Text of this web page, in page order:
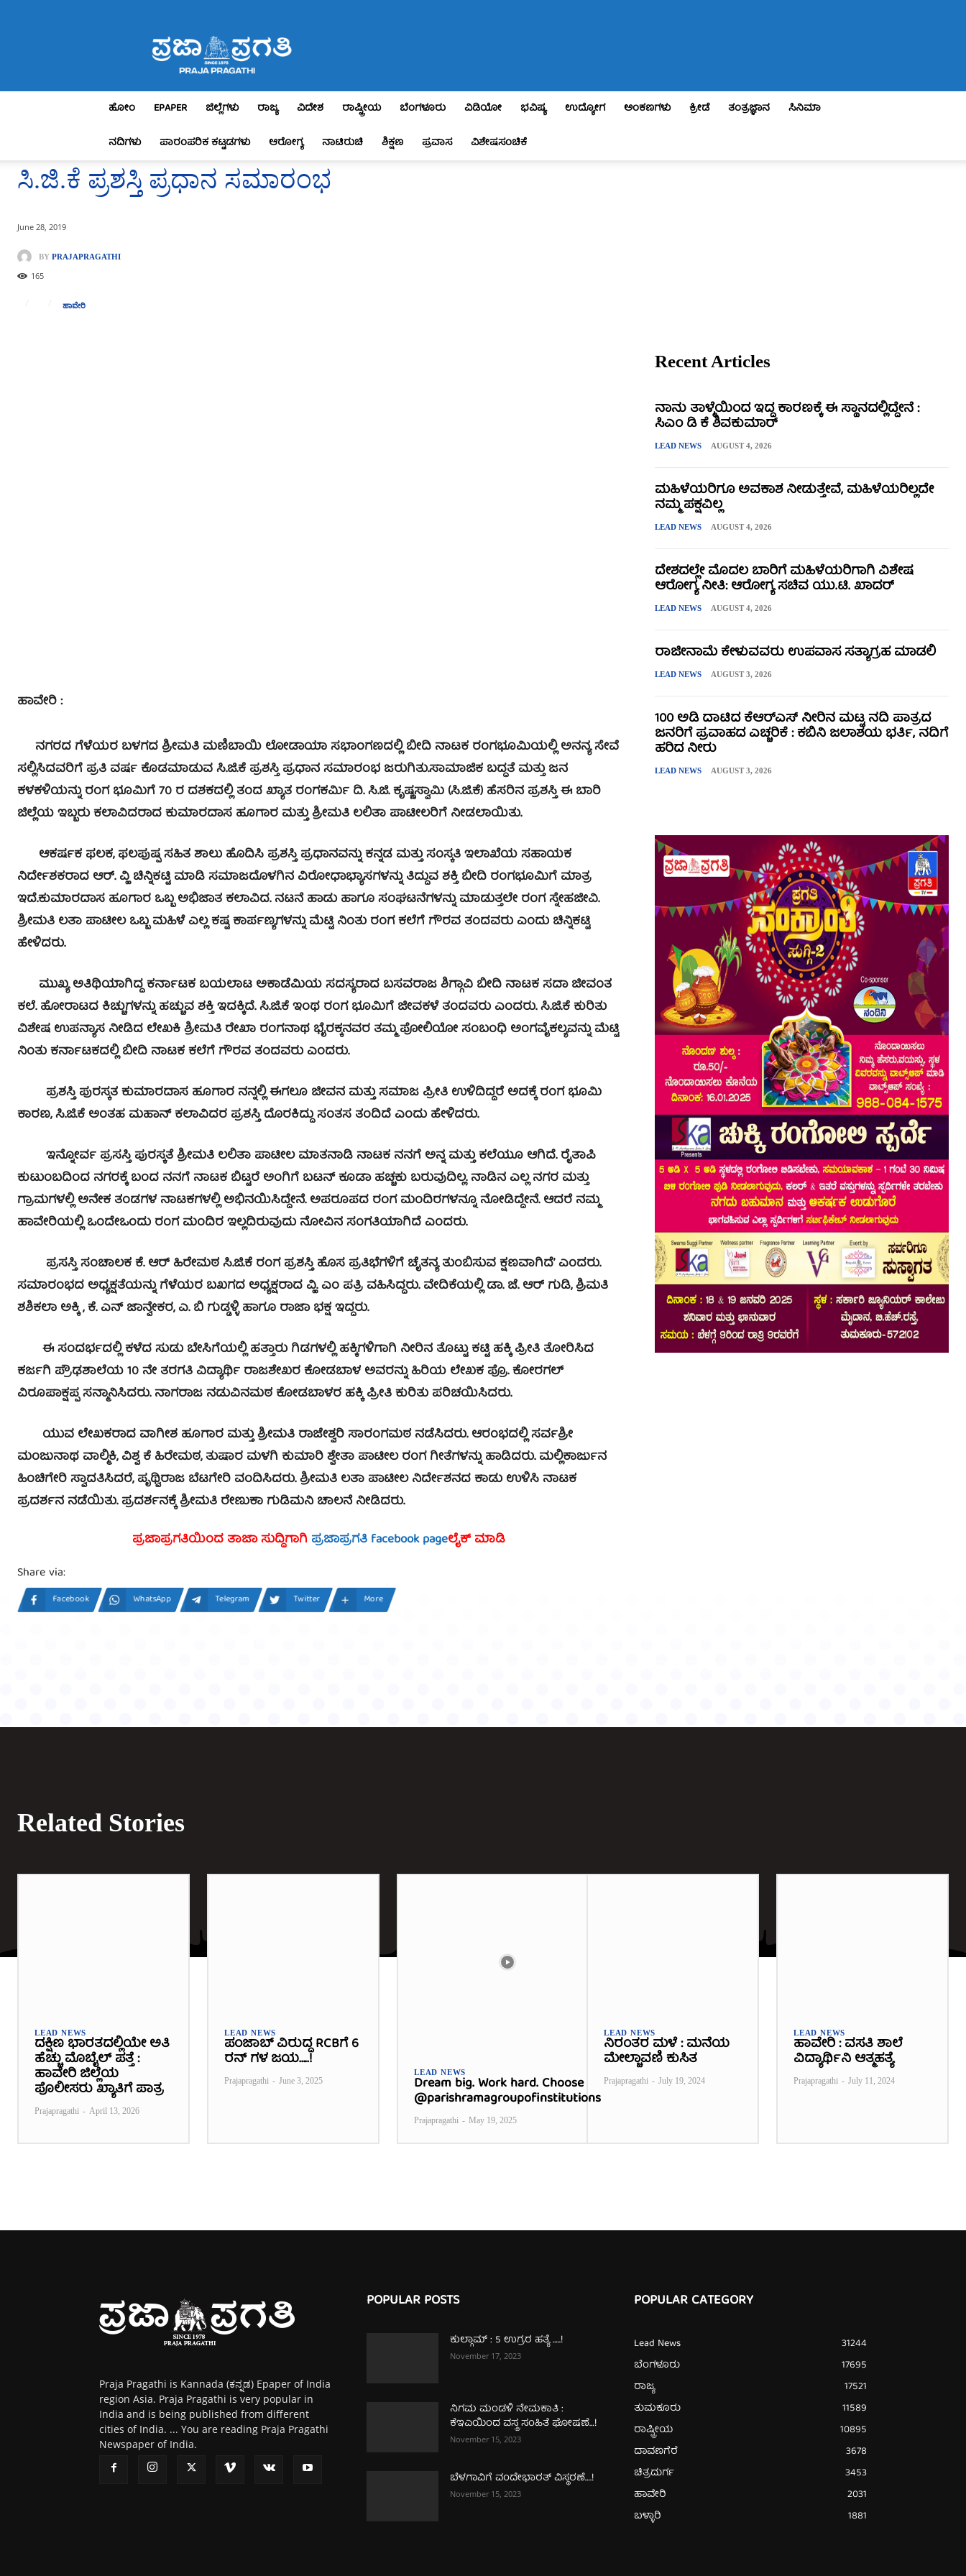
Pragathi
ಹೋಂ EPAPER ಜಿಲ್ಲೆಗಳು ರಾಜ್ಯ ವಿದೇಶ ರಾಷ್ಟ್ರೀಯ ಬೆಂಗಳೂರು ವಿಡಿಯೋ ಭವಿಷ್ಯ ಉದ್ಯೋಗ ಅಂಕಣಗಳು ಕ್ರೀಡೆ ತಂತ್ರಜ್ಞಾನ
ಸಿನಿಮಾ
ನದಿಗಳು
ಪಾರಂಪರಿಕ ಕಟ್ಟಡಗಳು ಆರೋಗ್ಯ ನಾಟಿರುಚಿ ಶಿಕ್ಷಣ ಪ್ರವಾಸ ವಿಶೇಷಸಂಚಿಕೆ
ಸಿ.ಜಿ.ಕೆ ಪ್ರಶಸ್ತಿ ಪ್ರಧಾನ ಸಮಾರಂಭ
June 28, 2019
BY PRAJAPRAGATHI
165
ಹಾವೇರಿ
ಹಾವೇರಿ :
ನಗರದ ಗೆಳೆಯರ ಬಳಗದ ಶ್ರೀಮತಿ ಮಣಿಬಾಯಿ ಲೋಡಾಯಾ ಸಭಾಂಗಣದಲ್ಲಿ ಬೀದಿ ನಾಟಕ ರಂಗಭೂಮಿಯಲ್ಲಿ ಅನನ್ಯ ಸೇವೆ
ಸಲ್ಲಿಸಿದವರಿಗೆ ಪ್ರತಿ ವರ್ಷ ಕೊಡಮಾಡುವ ಸಿ.ಜಿ.ಕೆ ಪ್ರಶಸ್ತಿ ಪ್ರಧಾನ ಸಮಾರಂಭ ಜರುಗಿತು.ಸಾಮಾಜಿಕ ಬದ್ಧತೆ ಮತ್ತು ಜನ
ಕಳಕಳಿಯನ್ನು ರಂಗ ಭೂಮಿಗೆ 70 ರ ದಶಕದಲ್ಲಿ ತಂದ ಖ್ಯಾತ ರಂಗಕರ್ಮಿ ದಿ. ಸಿ.ಜಿ. ಕೃಷ್ಣಸ್ವಾಮಿ (ಸಿ.ಜಿ.ಕೆ) ಹೆಸರಿನ ಪ್ರಶಸ್ತಿ ಈ ಬಾರಿ
ಜಿಲ್ಲೆಯ ಇಬ್ಬರು ಕಲಾವಿದರಾದ ಕುಮಾರದಾಸ ಹೂಗಾರ ಮತ್ತು ಶ್ರೀಮತಿ ಲಲಿತಾ ಪಾಟೀಲರಿಗೆ ನೀಡಲಾಯಿತು.
ಆಕರ್ಷಕ ಫಲಕ, ಫಲಪುಷ್ಪ ಸಹಿತ ಶಾಲು ಹೊದಿಸಿ ಪ್ರಶಸ್ತಿ ಪ್ರಧಾನವನ್ನು ಕನ್ನಡ ಮತ್ತು ಸಂಸ್ಕತಿ ಇಲಾಖೆಯ ಸಹಾಯಕ
ನಿರ್ದೇಶಕರಾದ ಆರ್. ವ್ಹಿ ಚಿನ್ನಿಕಟ್ಟಿ ಮಾಡಿ ಸಮಾಜದೊಳಗಿನ ವಿರೋಧಾಭ್ಯಾಸಗಳನ್ನು ತಿದ್ದುವ ಶಕ್ತಿ ಬೀದಿ ರಂಗಭೂಮಿಗೆ ಮಾತ್ರ
ಇದೆ.ಕುಮಾರದಾಸ ಹೂಗಾರ ಒಬ್ಬ ಅಭಿಜಾತ ಕಲಾವಿದ. ನಟನೆ ಹಾಡು ಹಾಗೂ ಸಂಘಟನೆಗಳನ್ನು ಮಾಡುತ್ತಲೇ ರಂಗ ಸ್ನೇಹಜೀವಿ.
ಶ್ರೀಮತಿ ಲತಾ ಪಾಟೀಲ ಒಬ್ಬ ಮಹಿಳೆ ಎಲ್ಲ ಕಷ್ಟ ಕಾರ್ಪಣ್ಯಗಳನ್ನು ಮೆಟ್ಟಿ ನಿಂತು ರಂಗ ಕಲೆಗೆ ಗೌರವ ತಂದವರು ಎಂದು ಚಿನ್ನಿಕಟ್ಟಿ
ಹೇಳಿದರು.
ಮುಖ್ಯ ಅತಿಥಿಯಾಗಿದ್ದ ಕರ್ನಾಟಕ ಬಯಲಾಟ ಅಕಾಡೆಮಿಯ ಸದಸ್ಯರಾದ ಬಸವರಾಜ ಶಿಗ್ಗಾವಿ ಬೀದಿ ನಾಟಕ ಸದಾ ಜೀವಂತ
ಕಲೆ. ಹೋರಾಟದ ಕಿಚ್ಚುಗಳನ್ನು ಹಚ್ಚುವ ಶಕ್ತಿ ಇದಕ್ಕಿದೆ. ಸಿ.ಜಿ.ಕೆ ಇಂಥ ರಂಗ ಭೂಮಿಗೆ ಜೀವಕಳೆ ತಂದವರು ಎಂದರು.ಸಿ.ಜಿ.ಕೆ ಕುರಿತು
ವಿಶೇಷ ಉಪನ್ಯಾಸ ನೀಡಿದ ಲೇಖಕಿ ಶ್ರೀಮತಿ ರೇಖಾ ರಂಗನಾಥ ಭೈರಕ್ಕನವರ ತಮ್ಮ ಪೋಲಿಯೋ ಸಂಬಂಧಿ ಅಂಗವೈಕಲ್ಯವನ್ನು ಮೆಟ್ಟಿ
ನಿಂತು ಕರ್ನಾಟಕದಲ್ಲಿ ಬೀದಿ ನಾಟಕ ಕಲೆಗೆ ಗೌರವ ತಂದವರು ಎಂದರು.
ಪ್ರಶಸ್ತಿ ಪುರಸ್ಕತ ಕುಮಾರದಾಸ ಹೂಗಾರ ನನ್ನಲ್ಲಿ ಈಗಲೂ ಜೀವನ ಮತ್ತು ಸಮಾಜ ಪ್ರೀತಿ ಉಳಿದಿದ್ದರೆ ಅದಕ್ಕೆ ರಂಗ ಭೂಮಿ
ಕಾರಣ, ಸಿ.ಜಿ.ಕೆ ಅಂತಹ ಮಹಾನ್ ಕಲಾವಿದರ ಪ್ರಶಸ್ತಿ ದೊರಕಿದ್ದು ಸಂತಸ ತಂದಿದೆ ಎಂದು ಹೇಳಿದರು.
ಇನ್ನೋರ್ವ ಪ್ರಸಸ್ತಿ ಪುರಸ್ಕತೆ ಶ್ರೀಮತಿ ಲಲಿತಾ ಪಾಟೀಲ ಮಾತನಾಡಿ ನಾಟಕ ನನಗೆ ಅನ್ನ ಮತ್ತು ಕಲೆಯೂ ಆಗಿದೆ. ರೈತಾಪಿ
ಕುಟುಂಬದಿಂದ ನಗರಕ್ಕೆ ಬಂದ ನನಗೆ ನಾಟಕ ಬಿಟ್ಟರೆ ಅಂಗಿಗೆ ಬಟನ್ ಕೂಡಾ ಹಚ್ಚಕು ಬರುವುದಿಲ್ಲ. ನಾಡಿನ ಎಲ್ಲ ನಗರ ಮತ್ತು
ಗ್ರಾಮಗಳಲ್ಲಿ ಅನೇಕ ತಂಡಗಳ ನಾಟಕಗಳಲ್ಲಿ ಅಭಿನಯಿಸಿದ್ದೇನೆ. ಅಪರೂಪದ ರಂಗ ಮಂದಿರಗಳನ್ನೂ ನೋಡಿದ್ದೇನೆ. ಆದರೆ ನಮ್ಮ
ಹಾವೇರಿಯಲ್ಲಿ ಒಂದೇಒಂದು ರಂಗ ಮಂದಿರ ಇಲ್ಲದಿರುವುದು ನೋವಿನ ಸಂಗತಿಯಾಗಿದೆ ಎಂದರು.
ಪ್ರಸಸ್ತಿ ಸಂಚಾಲಕ ಕೆ. ಆರ್ ಹಿರೇಮಠ ಸಿ.ಜಿ.ಕೆ ರಂಗ ಪ್ರಶಸ್ತಿ ಹೊಸ ಪ್ರತಿಭೆಗಳಿಗೆ ಚೈತನ್ಯ ತುಂಬಿಸುವ ಕ್ಷಣವಾಗಿದೆ’ ಎಂದರು.
ಸಮಾರಂಭದ ಅಧ್ಯಕ್ಷತೆಯನ್ನು ಗೆಳೆಯರ ಬಖಗದ ಅಧ್ಯಕ್ಷರಾದ ವ್ಹಿ. ಎಂ ಪತ್ರಿ ವಹಿಸಿದ್ದರು. ವೇದಿಕೆಯಲ್ಲಿ ಡಾ. ಜೆ. ಆರ್ ಗುಡಿ, ಶ್ರಿಮತಿ
ಶಶಿಕಲಾ ಅಕ್ಕಿ , ಕೆ. ಎನ್ ಜಾನ್ವೇಕರ, ಎ. ಬಿ ಗುಡ್ಡಳ್ಳಿ ಹಾಗೂ ರಾಜಾ ಭಕ್ಷ ಇದ್ದರು.
ಈ ಸಂದರ್ಭದಲ್ಲಿ ಕಳೆದ ಸುಡು ಬೇಸಿಗೆಯಲ್ಲಿ ಹತ್ತಾರು ಗಿಡಗಳಲ್ಲಿ ಹಕ್ಕಿಗಳಿಗಾಗಿ ನೀರಿನ ತೊಟ್ಟು ಕಟ್ಟಿ ಹಕ್ಕಿ ಪ್ರೀತಿ ತೋರಿಸಿದ
ಕರ್ಜಗಿ ಪ್ರೌಢಶಾಲೆಯ 10 ನೇ ತರಗತಿ ವಿದ್ಯಾರ್ಥಿ ರಾಜಶೇಖರ ಕೋಡಬಾಳ ಅವರನ್ನು ಹಿರಿಯ ಲೇಖಕ ಪ್ರೊ. ಕೋರಗಲ್
ವಿರೂಪಾಕ್ಷಪ್ಪ ಸನ್ಮಾನಿಸಿದರು. ನಾಗರಾಜ ನಡುವಿನಮಠ ಕೋಡಬಾಳರ ಹಕ್ಕಿ ಪ್ರೀತಿ ಕುರಿತು ಪರಿಚಯಿಸಿದರು.
ಯುವ ಲೇಖಕರಾದ ವಾಗೀಶ ಹೂಗಾರ ಮತ್ತು ಶ್ರೀಮತಿ ರಾಜೇಶ್ವರಿ ಸಾರಂಗಮಠ ನಡೆಸಿದರು. ಆರಂಭದಲ್ಲಿ ಸರ್ವಶ್ರೀ
ಮಂಜುನಾಥ ವಾಲ್ಮಿಕಿ, ವಿಶ್ವ ಕೆ ಹಿರೇಮಠ, ತುಷಾರ ಮಳಗಿ ಕುಮಾರಿ ಶ್ವೇತಾ ಪಾಟೀಲ ರಂಗ ಗೀತೆಗಳನ್ನು ಹಾಡಿದರು. ಮಲ್ಲಿಕಾರ್ಜುನ
ಹಿಂಚಿಗೇರಿ ಸ್ವಾದತಿಸಿದರೆ, ಪೃಥ್ವಿರಾಜ ಬೆಟಗೇರಿ ವಂದಿಸಿದರು. ಶ್ರೀಮತಿ ಲತಾ ಪಾಟೀಲ ನಿರ್ದೇಶನದ ಕಾಡು ಉಳಿಸಿ ನಾಟಕ
ಪ್ರದರ್ಶನ ನಡೆಯಿತು. ಪ್ರದರ್ಶನಕ್ಕೆ ಶ್ರೀಮತಿ ರೇಣುಕಾ ಗುಡಿಮನಿ ಚಾಲನೆ ನೀಡಿದರು.
ಪ್ರಜಾಪ್ರಗತಿಯಿಂದ ತಾಜಾ ಸುದ್ದಿಗಾಗಿ ಪ್ರಜಾಪ್ರಗತಿ facebook pageಲೈಕ್ ಮಾಡಿ
Share via:
Facebook WhatsApp Telegram Twitter More
Recent Articles
ನಾನು ತಾಳ್ಮೆಯಿಂದ ಇದ್ದ ಕಾರಣಕ್ಕೆ ಈ ಸ್ಥಾನದಲ್ಲಿದ್ದೇನೆ :
ಸಿಎಂ ಡಿ ಕೆ ಶಿವಕುಮಾರ್
LEAD NEWS AUGUST 4, 2026
ಮಹಿಳೆಯರಿಗೂ ಅವಕಾಶ ನೀಡುತ್ತೇವೆ, ಮಹಿಳೆಯರಿಲ್ಲದೇ
ನಮ್ಮ ಪಕ್ಷವಿಲ್ಲ
LEAD NEWS AUGUST 4, 2026
ದೇಶದಲ್ಲೇ ಮೊದಲ ಬಾರಿಗೆ ಮಹಿಳೆಯರಿಗಾಗಿ ವಿಶೇಷ
ಆರೋಗ್ಯ ನೀತಿ: ಆರೋಗ್ಯ ಸಚಿವ ಯು.ಟಿ. ಖಾದರ್
LEAD NEWS AUGUST 4, 2026
ರಾಜೀನಾಮೆ ಕೇಳುವವರು ಉಪವಾಸ ಸತ್ಯಾಗ್ರಹ ಮಾಡಲಿ
LEAD NEWS AUGUST 3, 2026
100 ಅಡಿ ದಾಟಿದ ಕೆಆರ್‌ಎಸ್ ನೀರಿನ ಮಟ್ಟ ನದಿ ಪಾತ್ರದ
ಜನರಿಗೆ ಪ್ರವಾಹದ ಎಚ್ಚರಿಕೆ : ಕಬಿನಿ ಜಲಾಶಯ ಭರ್ತಿ, ನದಿಗೆ
ಹರಿದ ನೀರು
LEAD NEWS AUGUST 3, 2026
Related Stories
LEAD NEWS
ದಕ್ಷಿಣ ಭಾರತದಲ್ಲಿಯೇ ಅತಿ
ಹೆಚ್ಚು ಮೊಬೈಲ್ ಪತ್ತೆ :
ಹಾವೇರಿ ಜಿಲ್ಲೆಯ
ಪೊಲೀಸರು ಖ್ಯಾತಿಗೆ ಪಾತ್ರ
Prajapragathi - April 13, 2026
LEAD NEWS
ಪಂಜಾಬ್ ವಿರುದ್ಧ RCBಗೆ 6
ರನ್ ಗಳ ಜಯ…..!
Prajapragathi - June 3, 2025
LEAD NEWS
Dream big. Work hard. Choose
@parishramagroupofinstitutions
Prajapragathi - May 19, 2025
LEAD NEWS
ನಿರಂತರ ಮಳೆ : ಮನೆಯ
ಮೇಲ್ಚಾವಣಿ ಕುಸಿತ
Prajapragathi - July 19, 2024
LEAD NEWS
ಹಾವೇರಿ : ವಸತಿ ಶಾಲೆ
ವಿದ್ಯಾರ್ಥಿನಿ ಆತ್ಮಹತ್ಯೆ
Prajapragathi - July 11, 2024
Praja Pragathi is Kannada (ಕನ್ನಡ) Epaper of India
region Asia. Praja Pragathi is very popular in
India and is being published from different
cities of India. ... You are reading Praja Pragathi
Newspaper of India.
POPULAR POSTS
ಕುಲ್ಗಾಮ್‌ : 5 ಉಗ್ರರ ಹತ್ಯೆ …..!
November 17, 2023
ನಿಗಮ ಮಂಡಳಿ ನೇಮಕಾತಿ :
ಕೆಇಎಯಿಂದ ವಸ್ತ್ರ ಸಂಹಿತೆ ಘೋಷಣೆ…!
November 15, 2023
ಬೆಳಗಾವಿಗೆ ವಂದೇಭಾರತ್‌ ವಿಸ್ಥರಣೆ….!
November 15, 2023
POPULAR CATEGORY
Lead News
31244
ಬೆಂಗಳೂರು
17695
ರಾಜ್ಯ
17521
ತುಮಕೂರು
11589
ರಾಷ್ಟ್ರೀಯ
10895
ದಾವಣಗೆರೆ
3678
ಚಿತ್ರದುರ್ಗ
3453
ಹಾವೇರಿ
2031
ಬಳ್ಳಾರಿ
1881